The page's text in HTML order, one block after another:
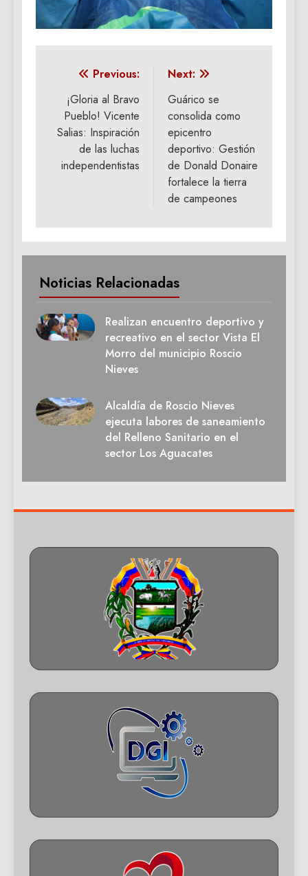
Navegación
de
entradas
Previous:
¡Gloria al Bravo
Pueblo! Vicente
Salias: Inspiración
de las luchas
independentistas
Next:
Guárico se
consolida como
epicentro
deportivo: Gestión
de Donald Donaire
fortalece la tierra
de campeones
Noticias Relacionadas
Realizan encuentro deportivo y
recreativo en el sector Vista El
Morro del municipio Roscio
Nieves
Alcaldía de Roscio Nieves
ejecuta labores de saneamiento
del Relleno Sanitario en el
sector Los Aguacates